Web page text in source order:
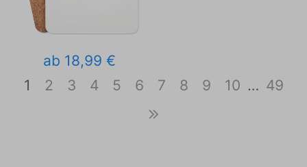
ab 18,99 €
1
2 3 4 5 6 7 8 9 10 … 49